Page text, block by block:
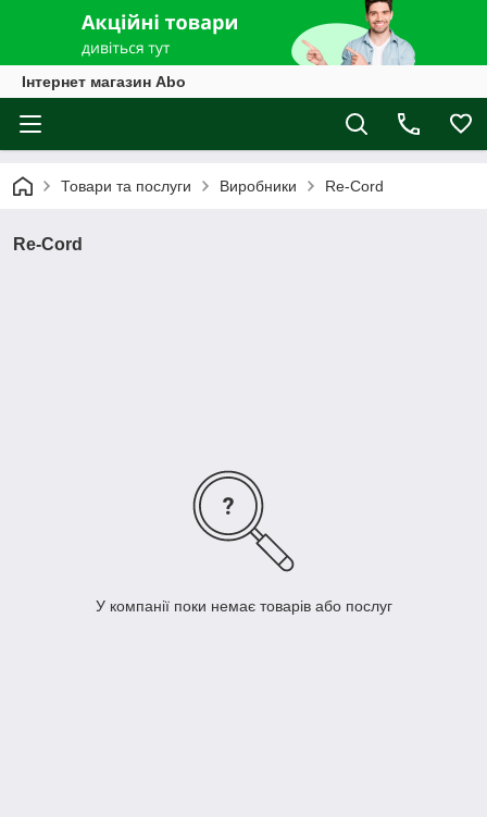
Інтернет магазин Abo
Товари та послуги Виробники Re-Cord
Re-Cord
У компанії поки немає товарів або послуг